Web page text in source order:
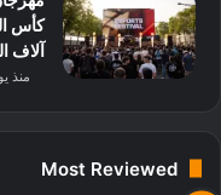
آلاف
منذ
Most Reviewed